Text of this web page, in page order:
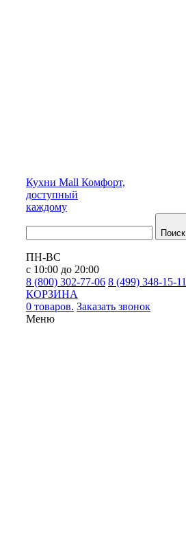
Кухни Mall Комфорт,
доступный
каждому
Поиск
ПН-ВС
с 10:00 до 20:00
8 (800) 302-77-06 8 (499) 348-15-11
КОРЗИНА
0 товаров. Заказать звонок
Меню